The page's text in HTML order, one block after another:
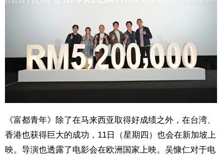
《富都青年》除了在马来西亚取得好成绩之外，在台湾、
香港也获得巨大的成功，11日（星期四）也会在新加坡上
映。导演也透露了电影会在欧洲国家上映。吴慷仁对于电